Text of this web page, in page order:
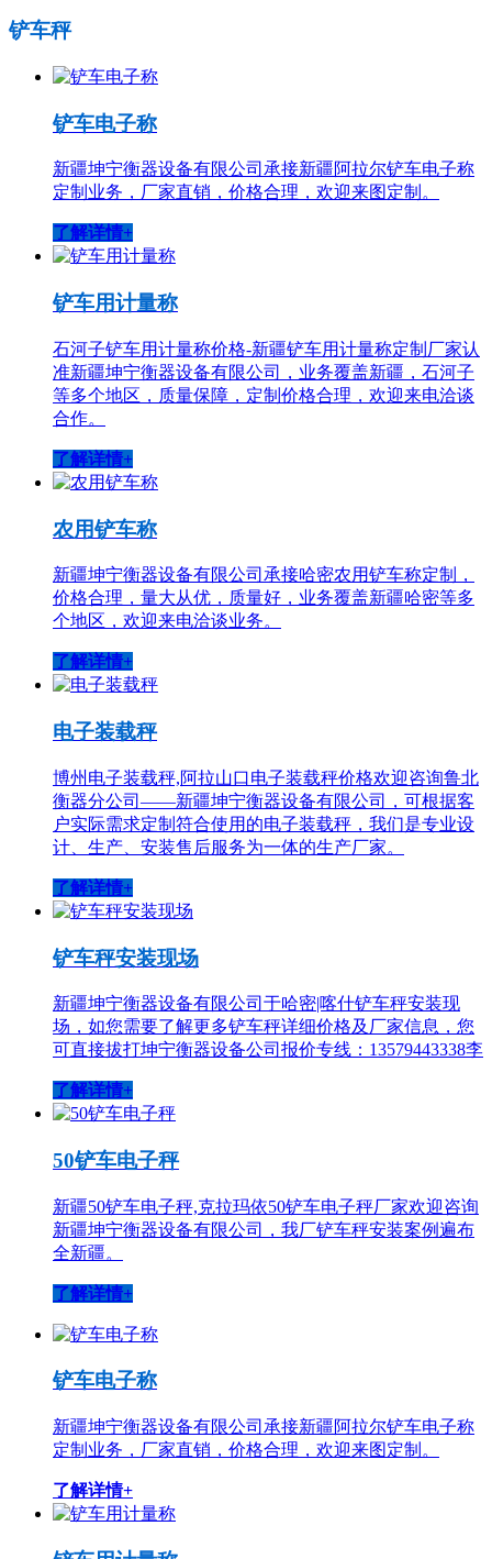
铲车秤
铲车电子称
新疆坤宁衡器设备有限公司承接新疆阿拉尔铲车电子称
定制业务，厂家直销，价格合理，欢迎来图定制。
了解详情+
铲车用计量称
石河子铲车用计量称价格-新疆铲车用计量称定制厂家认
准新疆坤宁衡器设备有限公司，业务覆盖新疆，石河子
等多个地区，质量保障，定制价格合理，欢迎来电洽谈
合作。
了解详情+
农用铲车称
新疆坤宁衡器设备有限公司承接哈密农用铲车称定制，
价格合理，量大从优，质量好，业务覆盖新疆哈密等多
个地区，欢迎来电洽谈业务。
了解详情+
电子装载秤
博州电子装载秤,阿拉山口电子装载秤价格欢迎咨询鲁北
衡器分公司——新疆坤宁衡器设备有限公司，可根据客
户实际需求定制符合使用的电子装载秤，我们是专业设
计、生产、安装售后服务为一体的生产厂家。
了解详情+
铲车秤安装现场
新疆坤宁衡器设备有限公司于哈密|喀什铲车秤安装现
场，如您需要了解更多铲车秤详细价格及厂家信息，您
可直接拔打坤宁衡器设备公司报价专线：13579443338李
了解详情+
50铲车电子秤
新疆50铲车电子秤,克拉玛依50铲车电子秤厂家欢迎咨询
新疆坤宁衡器设备有限公司，我厂铲车秤安装案例遍布
全新疆。
了解详情+
铲车电子称
新疆坤宁衡器设备有限公司承接新疆阿拉尔铲车电子称
定制业务，厂家直销，价格合理，欢迎来图定制。
了解详情+